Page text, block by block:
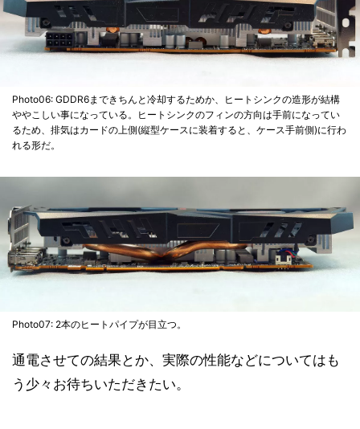
Photo06: GDDR6まできちんと冷却するためか、ヒートシンクの造形が結構
ややこしい事になっている。ヒートシンクのフィンの方向は手前になってい
るため、排気はカードの上側(縦型ケースに装着すると、ケース手前側)に行わ
れる形だ。
Photo07: 2本のヒートパイプが目立つ。
通電させての結果とか、実際の性能などについてはも
う少々お待ちいただきたい。